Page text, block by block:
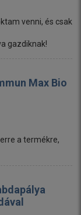
venni, és csak
gazdiknak!
Max Bio
a termékre,